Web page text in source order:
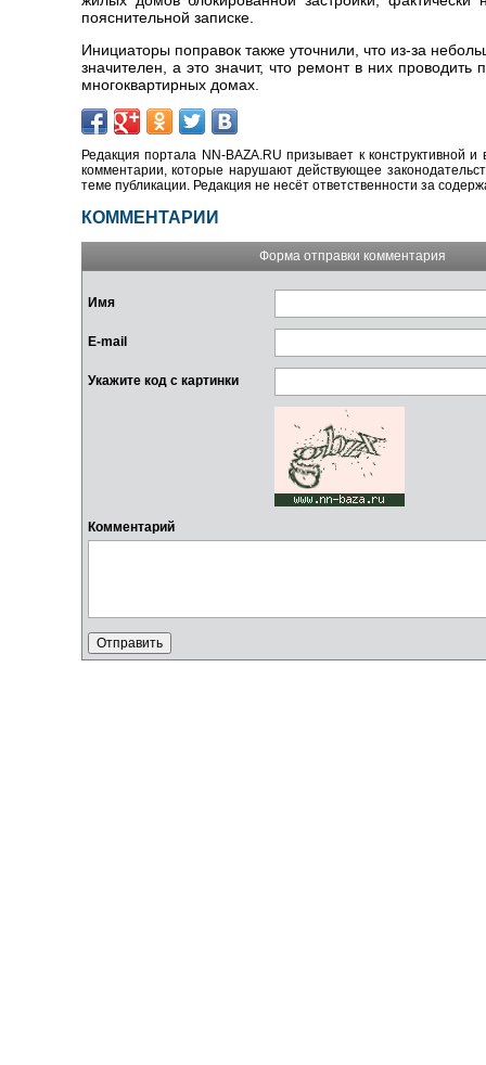
пояснительной записке.
Инициаторы поправок также уточнили, что из-за
значителен, а это значит, что ремонт в них
многоквартирных домах.
Редакция портала NN-BAZA.RU призывает к конструктивной
комментарии, которые нарушают действующее
теме публикации. Редакция не несёт ответственности за
КОММЕНТАРИИ
Форма отправки комментария
Имя
E-mail
Укажите код с картинки
Комментарий